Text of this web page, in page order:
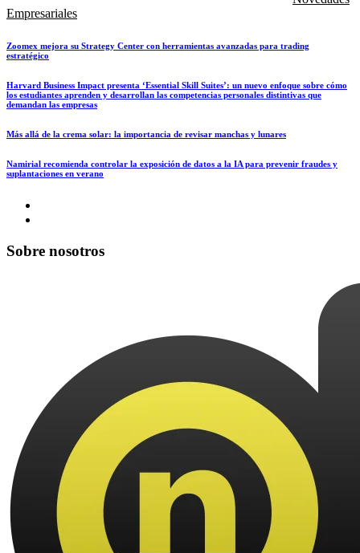
Empresariales
Zoomex mejora su Strategy Center con herramientas avanzadas para trading
estratégico
Harvard Business Impact presenta ‘Essential Skill Suites’: un nuevo enfoque sobre cómo
los estudiantes aprenden y desarrollan las competencias personales distintivas que
demandan las empresas
Más allá de la crema solar: la importancia de revisar manchas y lunares
Namirial recomienda controlar la exposición de datos a la IA para prevenir fraudes y
suplantaciones en verano
Sobre nosotros